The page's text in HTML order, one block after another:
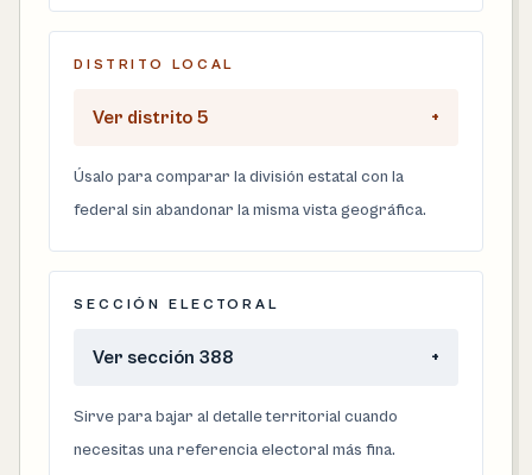
DISTRITO LOCAL
Ver distrito 5 +
Úsalo para comparar la división estatal con la
federal sin abandonar la misma vista geográfica.
SECCIÓN ELECTORAL
Ver sección 388 +
Sirve para bajar al detalle territorial cuando
necesitas una referencia electoral más fina.